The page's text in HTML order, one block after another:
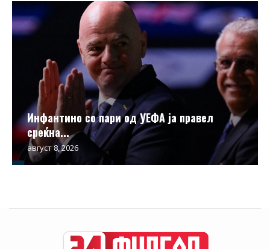
Инфантино со пари од УЕФА ја правел
среќна...
август 8, 2026